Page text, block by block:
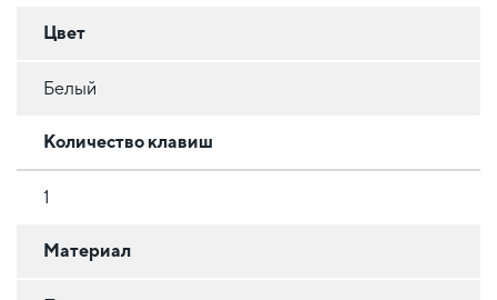
Цвет
Белый
Количество клавиш
1
Материал